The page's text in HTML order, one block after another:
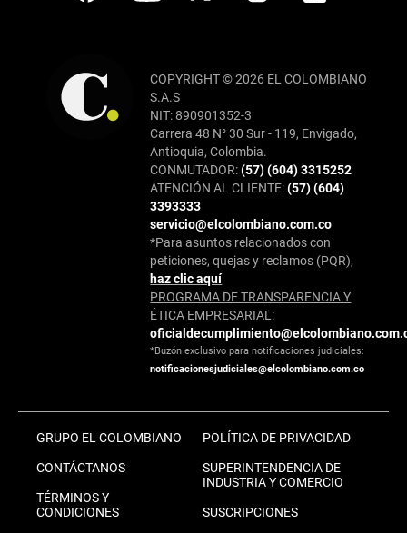
COPYRIGHT © 2026 EL COLOMBIANO
S.A.S
NIT: 890901352-3
Carrera 48 N° 30 Sur - 119, Envigado,
Antioquia, Colombia.
CONMUTADOR:(57) (604) 3315252
ATENCIÓN AL CLIENTE:(57) (604)
3393333
servicio@elcolombiano.com.co
*Para asuntos relacionados con
peticiones, quejas y reclamos (PQR),
haz clic aquí
PROGRAMA DE TRANSPARENCIA Y
ÉTICA EMPRESARIAL:
*Buzón exclusivo para notificaciones judiciales:
notificacionesjudiciales@elcolombiano.com.co
GRUPO EL COLOMBIANO
CONTÁCTANOS
TÉRMINOS Y
CONDICIONES
POLÍTICA DE PRIVACIDAD
SUPERINTENDENCIA DE
INDUSTRIA Y COMERCIO
SUSCRIPCIONES